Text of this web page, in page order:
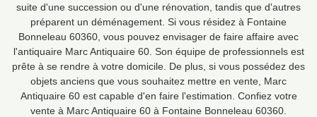
suite d'une succession ou d'une rénovation, tandis que d'autres
préparent un déménagement. Si vous résidez à Fontaine
Bonneleau 60360, vous pouvez envisager de faire affaire avec
l'antiquaire Marc Antiquaire 60. Son équipe de professionnels est
prête à se rendre à votre domicile. De plus, si vous possédez des
objets anciens que vous souhaitez mettre en vente, Marc
Antiquaire 60 est capable d'en faire l'estimation. Confiez votre
vente à Marc Antiquaire 60 à Fontaine Bonneleau 60360.